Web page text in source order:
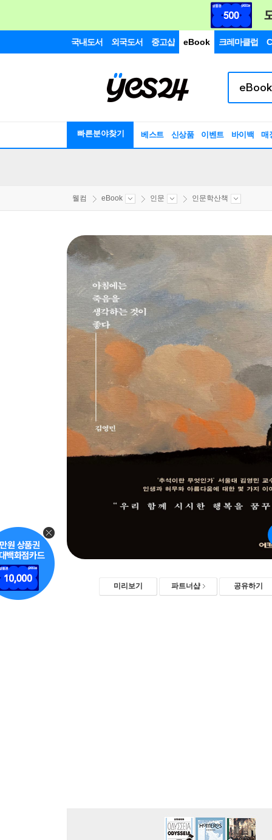
국내도서 외국도서 중고샵 eBook 크레마클럽
빠른분야찾기 베스트 신상품 이벤트 바이백 매
웰컴 eBook 인문 인문학산책
미리보기 파트너샵 공유하기